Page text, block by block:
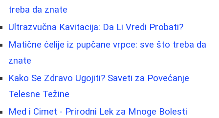
treba da znate
Ultrazvučna Kavitacija: Da Li Vredi Probati?
Matične ćelije iz pupčane vrpce: sve što treba da
znate
Kako Se Zdravo Ugojiti? Saveti za Povećanje
Telesne Težine
Med i Cimet - Prirodni Lek za Mnoge Bolesti